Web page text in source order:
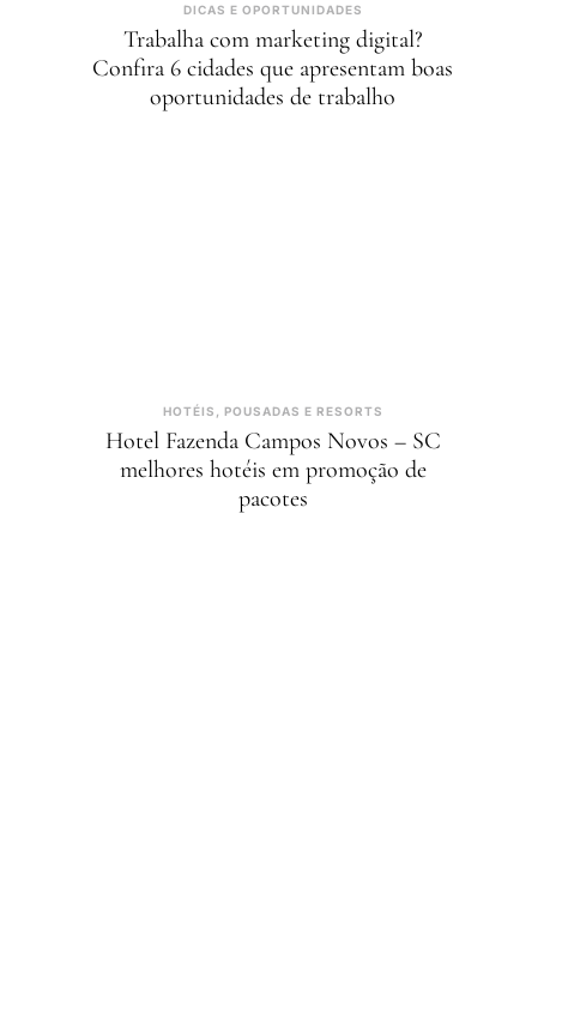
DICAS E OPORTUNIDADES
Trabalha com marketing digital?
Confira 6 cidades que apresentam boas
oportunidades de trabalho
HOTÉIS, POUSADAS E RESORTS
Hotel Fazenda Campos Novos – SC
melhores hotéis em promoção de
pacotes